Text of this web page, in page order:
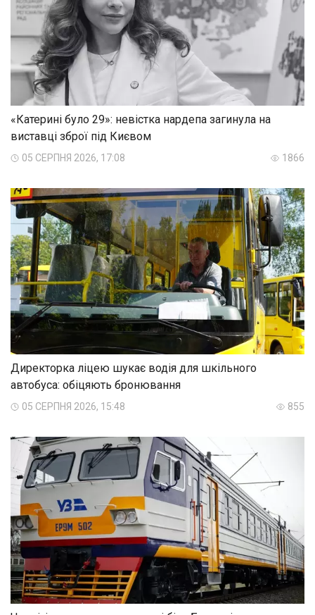
«Катерині було 29»: невістка нардепа загинула на
виставці зброї під Києвом
05 СЕРПНЯ 2026, 17:08 1866
Директорка ліцею шукає водія для шкільного
автобуса: обіцяють бронювання
05 СЕРПНЯ 2026, 15:48 855